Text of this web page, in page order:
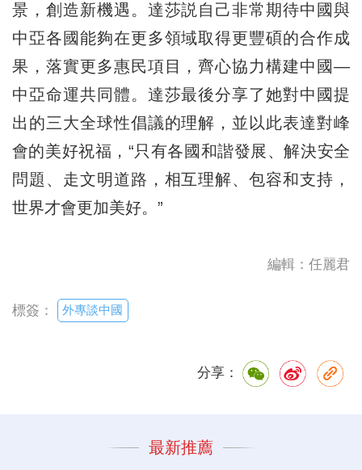
景，創造新機遇。達莎説自己非常期待中國與
中亞各國能夠在更多領域取得更豐碩的合作成
果，落實更多惠民項目，齊心協力構建中國—
中亞命運共同體。達莎最後分享了她對中國提
出的三大全球性倡議的理解，並以此表達對峰
會的美好祝福，“只有各國和諧發展、解決安全
問題、走文明道路，相互理解、包容和支持，
世界才會更加美好。”
編輯：任麗君
標簽： 外專談中國
分享：
最新推薦